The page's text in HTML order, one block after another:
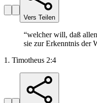
Vers Teilen
“welcher will, daß
sie zur Erkenntnis der
1. Timotheus 2:4